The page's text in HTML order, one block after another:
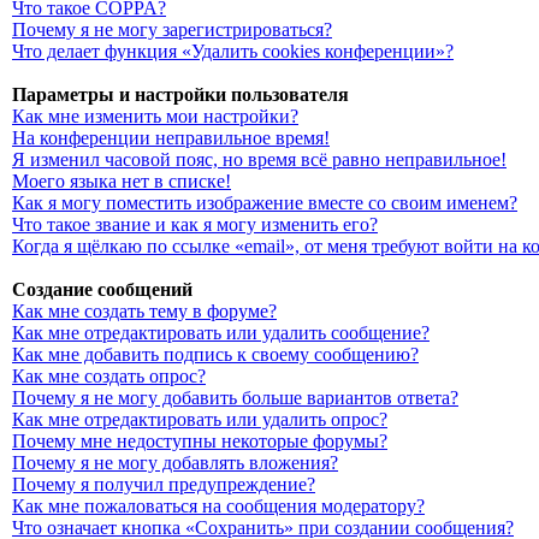
Что такое COPPA?
Почему я не могу зарегистрироваться?
Что делает функция «Удалить cookies конференции»?
Параметры и настройки пользователя
Как мне изменить мои настройки?
На конференции неправильное время!
Я изменил часовой пояс, но время всё равно неправильное!
Моего языка нет в списке!
Как я могу поместить изображение вместе со своим именем?
Что такое звание и как я могу изменить его?
Когда я щёлкаю по ссылке «email», от меня требуют войти на
Создание сообщений
Как мне создать тему в форуме?
Как мне отредактировать или удалить сообщение?
Как мне добавить подпись к своему сообщению?
Как мне создать опрос?
Почему я не могу добавить больше вариантов ответа?
Как мне отредактировать или удалить опрос?
Почему мне недоступны некоторые форумы?
Почему я не могу добавлять вложения?
Почему я получил предупреждение?
Как мне пожаловаться на сообщения модератору?
Что означает кнопка «Сохранить» при создании сообщения?